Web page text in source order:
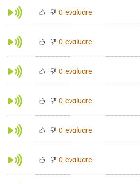
0 evaluare
0 evaluare
0 evaluare
0 evaluare
0 evaluare
0 evaluare